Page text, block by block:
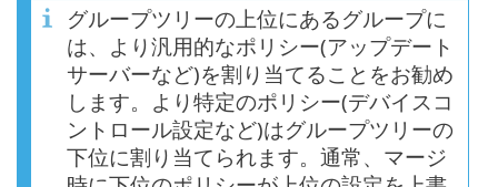
グループツリーの上位にあるグループに
は、より汎用的なポリシー(アップデート
サーバーなど)を割り当てることをお勧め
します。より特定のポリシー(デバイスコ
ントロール設定など)はグループツリーの
下位に割り当てられます。通常、マージ